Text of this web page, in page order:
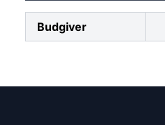
Budgiver